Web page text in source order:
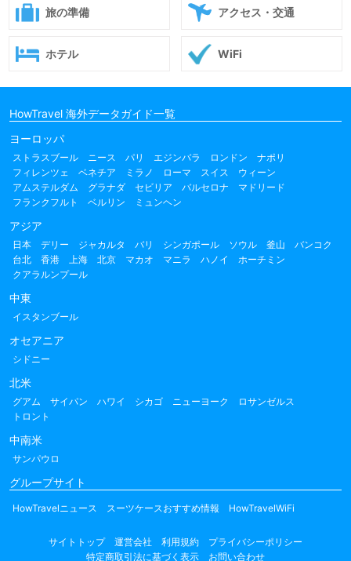
旅の準備 アクセス・交通
ホテル WiFi
HowTravel 海外データガイド一覧
ヨーロッパ
ストラスブール ニース パリ エジンバラ ロンドン
ナポリ
フィレンツェ
ベネチア ミラノ ローマ スイス
ウィーン
アムステルダム
グラナダ セビリア バルセロナ
マドリード
フランクフルト
ベルリン ミュンヘン
アジア
日本 デリー ジャカルタ バリ シンガポール ソウル 釜山
バンコク
台北
香港 上海 北京 マカオ マニラ ハノイ
ホーチミン
クアラルンプール
中東
イスタンブール
オセアニア
シドニー
北米
グアム サイパン ハワイ シカゴ ニューヨーク
ロサンゼルス
トロント
中南米
サンパウロ
グループサイト
HowTravelニュース スーツケースおすすめ情報 HowTravelWiFi
サイトトップ 運営会社 利用規約
プライバシーポリシー
特定商取引法に基づく表示
お問い合わせ